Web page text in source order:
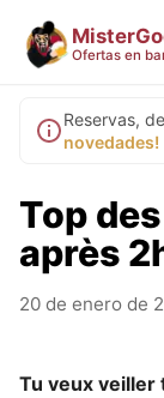
Ofertas en
Reservas,
novedades!
Top
après
20 de enero de
Tu veux veiller